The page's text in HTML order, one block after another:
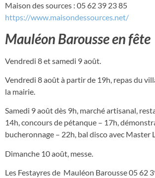
Maison des sources : 05 62 39 23 85
https://www.maisondessources.net/
Mauléon Barousse en fête
Vendredi 8 et samedi 9 août.
Vendredi 8 août à partir de 19h, repas du
la mairie.
Samedi 9 août dès 9h, marché artisanal,
14h, concours de pétanque – 17h,
bucheronnage – 22h, bal disco avec Master
Dimanche 10 août, messe.
Les Festayres de Mauléon Barousse 05 62